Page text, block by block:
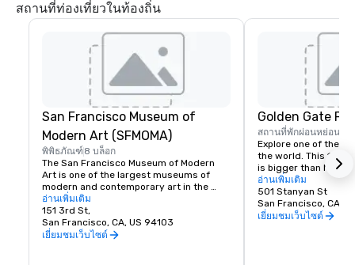
สถานที่ท่องเที่ยวในท้องถิ่น
San Francisco Museum of
Modern Art (SFMOMA)
พิพิธภัณฑ์ 8 บล็อก
The San Francisco Museum of Modern
Art is one of the largest museums of
modern and contemporary art in the
United States and a thriving cultural
center for the Bay Area. It spans seven
stories and has a cafe and bookstore on
site. SFMOMA’s permanent collection
อ่านเพิ่มเติม
151 3rd St,
San Francisco, CA, US 94103
เยี่ยมชมเว็บไซต์
Golden Gate
สถานที่พักผ่อนหย่อนใจ
Explore one of the
the world. This 150-
is bigger than New
Park, and with
vehicles, it’s a safe
its hidden treasures
Academy of
อ่านเพิ่มเติม
501 Stanyan St
San Francisco, CA,
เยี่ยมชมเว็บไซต์